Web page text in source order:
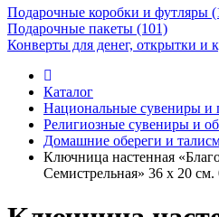
Подарочные коробки и футляры
Подарочные пакеты (101)
Конверты для денег, открытки
Каталог
Национальные сувениры и
Религиозные сувениры и
Домашние обереги и
Ключница настенная
Семистрельная» 36 х 20